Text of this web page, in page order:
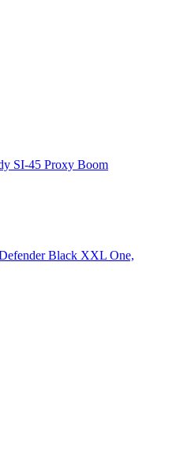
SI-45 Proxy Boom